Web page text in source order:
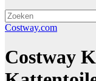
Costway.com
Costway